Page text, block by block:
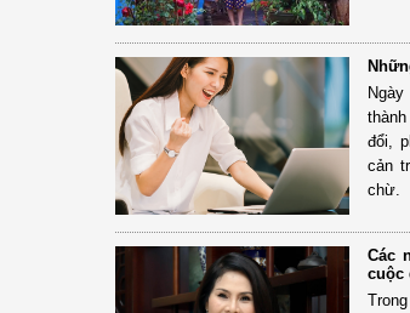
đổi,
cản
chừ.
Các
cuộc